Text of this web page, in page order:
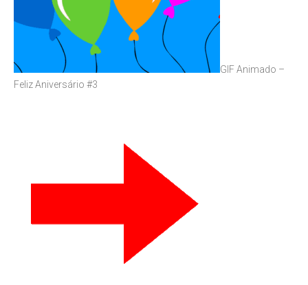
GIF Animado –
Feliz Aniversário #3